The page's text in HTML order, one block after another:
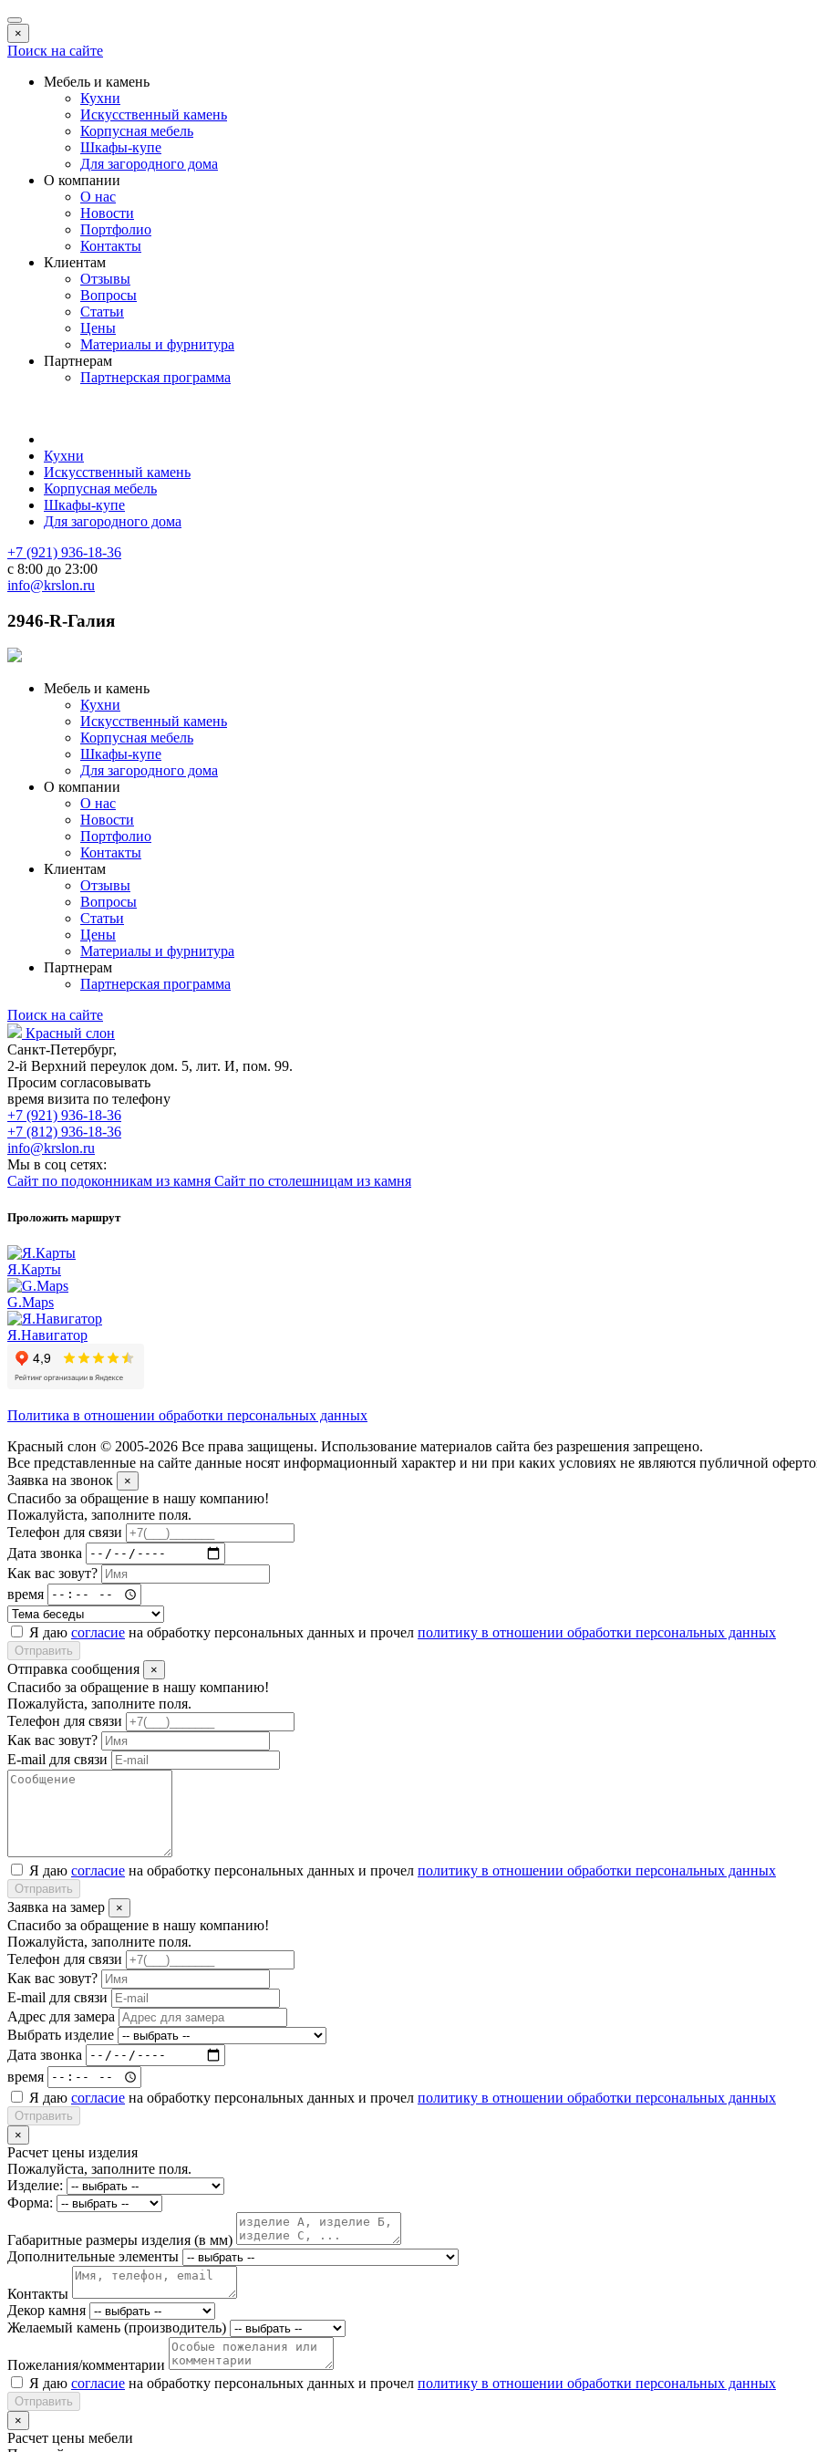
×
Поиск на сайте
Мебель и камень
Кухни
Искусственный камень
Корпусная мебель
Шкафы-купе
Для загородного дома
О компании
О нас
Новости
Портфолио
Контакты
Клиентам
Отзывы
Вопросы
Статьи
Цены
Материалы и фурнитура
Партнерам
Партнерская программа
Кухни
Искусственный камень
Корпусная мебель
Шкафы-купе
Для загородного дома
+7 (921) 936-18-36
с 8:00 до 23:00
info@krslon.ru
2946-R-Галия
Мебель и камень
Кухни
Искусственный камень
Корпусная мебель
Шкафы-купе
Для загородного дома
О компании
О нас
Новости
Портфолио
Контакты
Клиентам
Отзывы
Вопросы
Статьи
Цены
Материалы и фурнитура
Партнерам
Партнерская программа
Поиск на сайте
Красный слон
Санкт-Петербург,
2-й Верхний переулок дом. 5, лит. И, пом. 99.
Просим согласовывать
время визита по телефону
+7 (921) 936-18-36
+7 (812) 936-18-36
info@krslon.ru
Мы в соц сетях:
Сайт по подоконникам из камня Сайт по столешницам из камня
Проложить маршрут
Я.Карты
G.Maps
Я.Навигатор
Политика в отношении обработки персональных данных
Красный слон © 2005-2026 Все права защищены. Использование материалов сайта без разрешения запрещено.
Все представленные на сайте данные носят информационный характер и ни при каких условиях не являются публичной
Заявка на звонок
×
Спасибо за обращение в нашу компанию!
Пожалуйста, заполните поля.
Телефон для связи
Дата звонка
Как вас зовут?
время
Я даю согласие на обработку персональных данных и прочел политику в отношении обработки персональных данных
Отправить
Отправка сообщения ×
Спасибо за обращение в нашу компанию!
Пожалуйста, заполните поля.
Телефон для связи
Как вас зовут?
E-mail для связи
Я даю согласие на обработку персональных данных и прочел политику в отношении обработки персональных данных
Отправить
Заявка на замер ×
Спасибо за обращение в нашу компанию!
Пожалуйста, заполните поля.
Телефон для связи
Как вас зовут?
E-mail для связи
Адрес для замера
Выбрать изделие
Дата звонка
время
Я даю согласие на обработку персональных данных и прочел политику в отношении обработки персональных данных
Отправить
×
Расчет цены изделия
Пожалуйста, заполните поля.
Изделие:
Форма:
Габаритные размеры изделия (в мм)
Дополнительные элементы
Контакты
Декор камня
Желаемый камень (производитель)
Пожелания/комментарии
Я даю согласие на обработку персональных данных и прочел политику в отношении обработки персональных данных
Отправить
×
Расчет цены мебели